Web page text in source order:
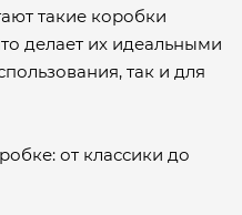
такие коробки
делает их идеальными
так и для
от классики до